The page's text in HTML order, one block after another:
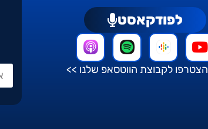
לפודקאסט
הצטרפו לקבוצת הווטסאפ שלנו >>